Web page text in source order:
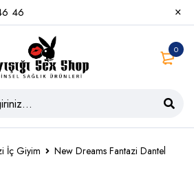
46
0
İç Giyim
New Dreams Fantazi Dantel